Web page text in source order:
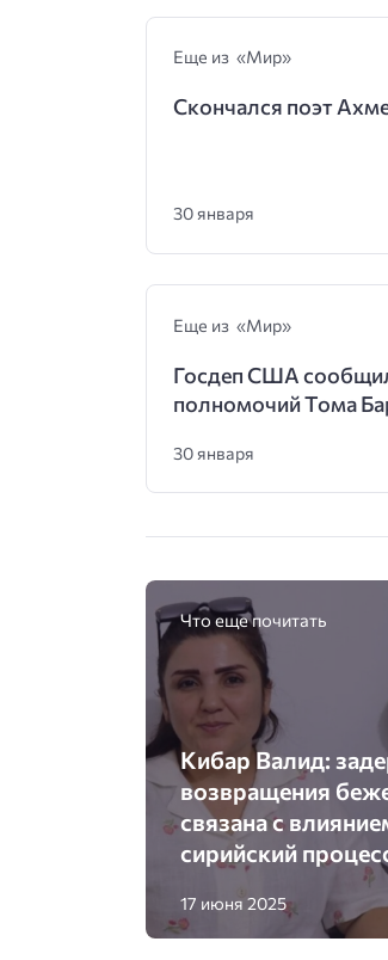
Еще из «Мир»
Скончался поэт
30 января
Еще из «Мир»
Госдеп США
полномочий Тома
30 января
Что еще почитать
Кибар Валид:
возвращения
связана с
сирийский
17 июня 2025